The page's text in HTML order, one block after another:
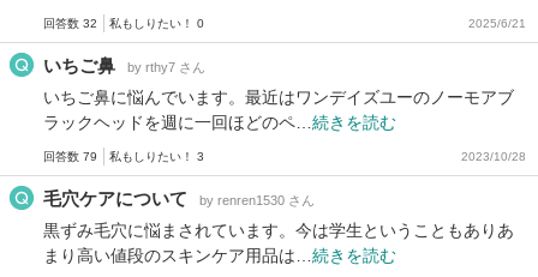
回答数 32 私もしりたい！ 0 2025/6/21
いちご鼻 by rthy7 さん
いちご鼻に悩んでいます。最近はワンデイズユーのノーモアブ
ラックヘッドを週に一回ほどのペ… 続きを読む
回答数 79 私もしりたい！ 3 2023/10/28
毛穴ケアについて by renren1530 さん
黒ずみ毛穴に悩まされています。今は学生ということもありあ
まり高い値段のスキンケア用品は… 続きを読む